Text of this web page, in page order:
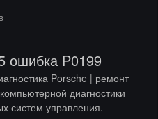
ошибка P0199
Porsche | ремонт
диагностики
систем управления.